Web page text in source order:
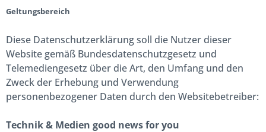
Geltungsbereich
Diese Datenschutzerklärung soll die Nutzer dieser
Website gemäß Bundesdatenschutzgesetz und
Telemediengesetz über die Art, den Umfang und den
Zweck der Erhebung und Verwendung
personenbezogener Daten durch den Websitebetreiber:
Technik & Medien good news for you